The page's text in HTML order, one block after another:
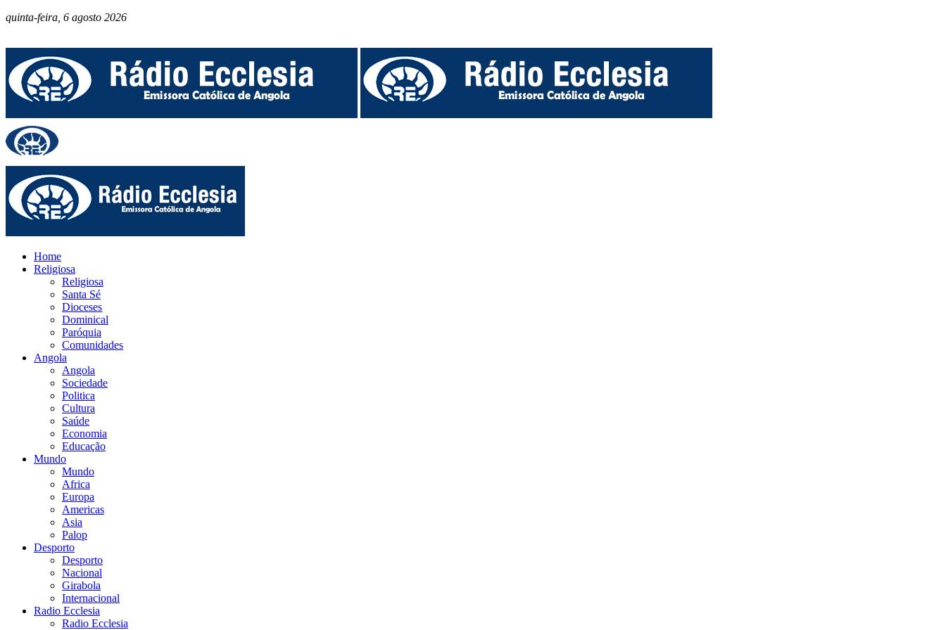
quinta-feira, 6 agosto 2026
Home
Religiosa
Religiosa
Santa Sé
Dioceses
Dominical
Paróquia
Comunidades
Angola
Angola
Sociedade
Politica
Cultura
Saúde
Economia
Educação
Mundo
Mundo
Africa
Europa
Americas
Asia
Palop
Desporto
Desporto
Nacional
Girabola
Internacional
Radio Ecclesia
Radio Ecclesia